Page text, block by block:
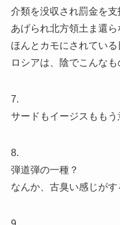
介類を没収され罰金を
あげられ北方領土ま還ら
ほんとカモにされている
ロシアは、陰でこんな
7.
サードもイージスもも
8.
弾道弾の一種？
なんか、古臭い感じがす